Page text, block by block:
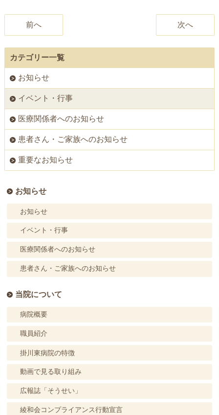
前へ 次へ
カテゴリー一覧
お知らせ
イベント・行事
医療関係者へのお知らせ
患者さん・ご家族へのお知らせ
重要なお知らせ
お知らせ
お知らせ
イベント・行事
医療関係者へのお知らせ
患者さん・ご家族へのお知らせ
当院について
病院概要
職員紹介
掛川東病院の特徴
動画で見る取り組み
広報誌「そうせい」
綾和会コンプライアンス行動宣言